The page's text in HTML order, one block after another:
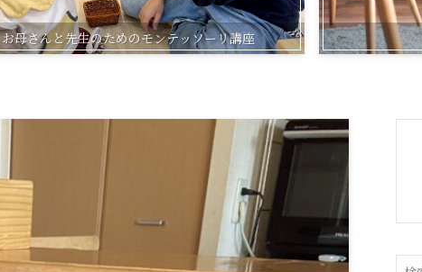
お母さんと先生のためのモンテッソーリ講座